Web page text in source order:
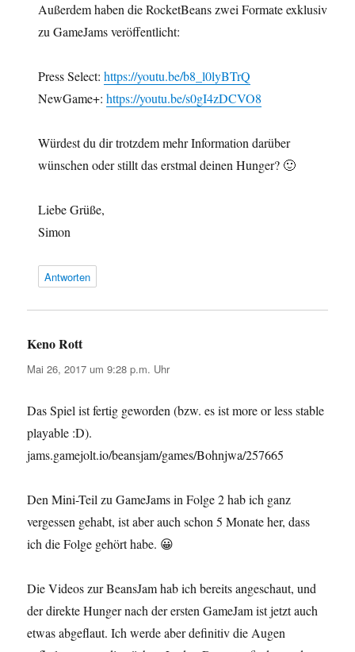
Außerdem haben die RocketBeans zwei Formate exklusiv
zu GameJams veröffentlicht:
Press Select:https://youtu.be/b8_l0lyBTrQ
NewGame+:https://youtu.be/s0gI4zDCVO8
Würdest du dir trotzdem mehr Information darüber
wünschen oder stillt das erstmal deinen Hunger? 🙂
Liebe Grüße,
Simon
Antworten
Keno Rottsagt:
Mai 26, 2017 um 9:28 p.m. Uhr
Das Spiel ist fertig geworden (bzw. es ist more or less stable
playable :D).
jams.gamejolt.io/beansjam/games/Bohnjwa/257665
Den Mini-Teil zu GameJams in Folge 2 hab ich ganz
vergessen gehabt, ist aber auch schon 5 Monate her, dass
ich die Folge gehört habe. 😀
Die Videos zur BeansJam hab ich bereits angeschaut, und
der direkte Hunger nach der ersten GameJam ist jetzt auch
etwas abgeflaut. Ich werde aber definitiv die Augen